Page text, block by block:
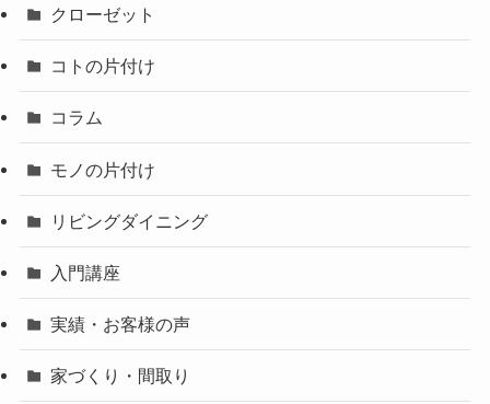
クローゼット
コトの片付け
コラム
モノの片付け
リビングダイニング
入門講座
実績・お客様の声
家づくり・間取り